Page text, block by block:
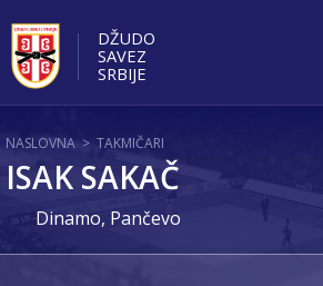
DŽUDO
SAVEZ
SRBIJE
NASLOVNA > TAKMIČARI
ISAK SAKAČ
Dinamo, Pančevo